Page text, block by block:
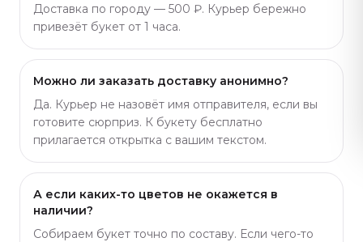
Доставка по городу — 500 ₽. Курьер бережно
привезёт букет от 1 часа.
Можно ли заказать доставку анонимно?
Да. Курьер не назовёт имя отправителя, если вы
готовите сюрприз. К букету бесплатно
прилагается открытка с вашим текстом.
А если каких-то цветов не окажется в
наличии?
Собираем букет точно по составу. Если чего-то